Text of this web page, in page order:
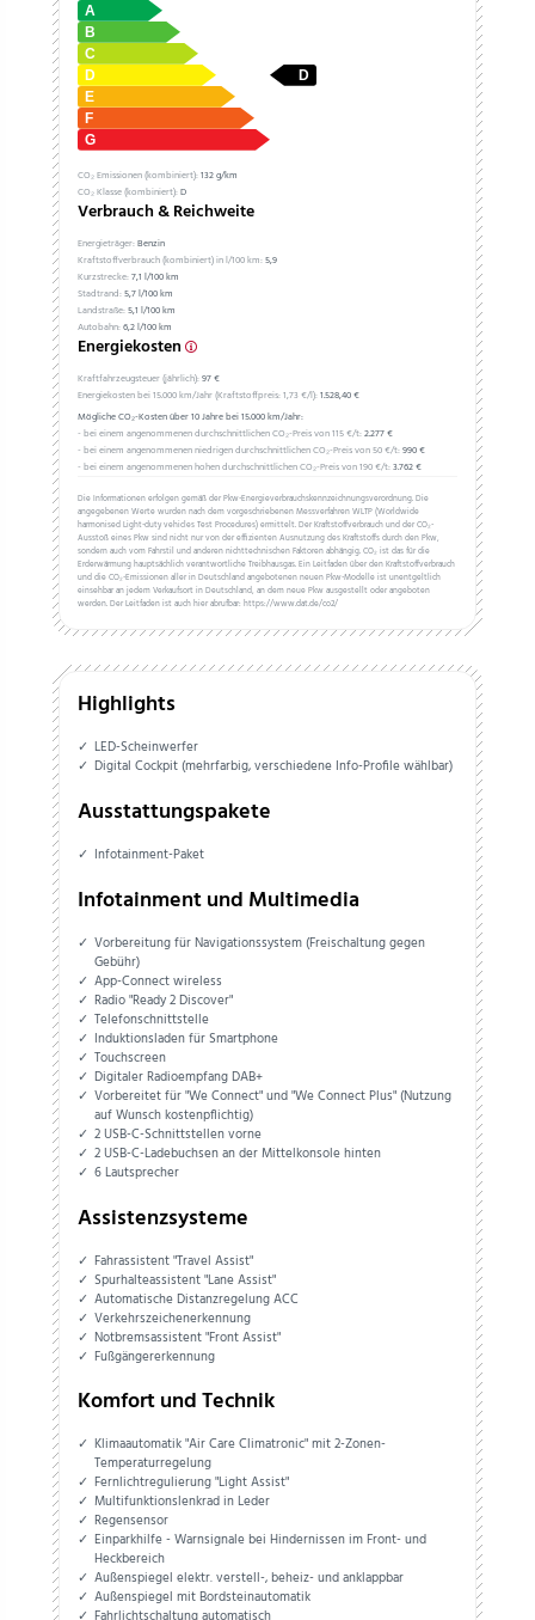
CO₂ Emissionen (kombiniert):132 g/km
CO₂ Klasse (kombiniert):D
Verbrauch & Reichweite
Energieträger:Benzin
Kraftstoffverbrauch (kombiniert) in l/100 km:5,9
Kurzstrecke:7,1 l/100 km
Stadtrand:5,7 l/100 km
Landstraße:5,1 l/100 km
Autobahn:6,2 l/100 km
Energiekosten
Kraftfahrzeugsteuer (jährlich):97 €
Energiekosten bei 15.000 km/Jahr (Kraftstoffpreis:1,73€/l):1.528,40 €
Mögliche CO₂-Kosten über 10 Jahre bei 15.000 km/Jahr:
- bei einem angenommenen durchschnittlichen CO₂-Preis von 115 €/t:2.277 €
- bei einem angenommenen niedrigen durchschnittlichen CO₂-Preis von 50 €/t:990 €
- bei einem angenommenen hohen durchschnittlichen CO₂-Preis von 190 €/t:3.762 €
Die Informationen erfolgen gemäß der Pkw-Energieverbrauchskennzeichnungsverordnung. Die
angegebenen Werte wurden nach dem vorgeschriebenen Messverfahren WLTP (Worldwide
harmonised Light-duty vehicles Test Procedures) ermittelt. Der Kraftstoffverbrauch und der CO₂-
Ausstoß eines Pkw sind nicht nur von der effizienten Ausnutzung des Kraftstoffs durch den Pkw,
sondern auch vom Fahrstil und anderen nichttechnischen Faktoren abhängig. CO₂ ist das für die
Erderwärmung hauptsächlich verantwortliche Treibhausgas. Ein Leitfaden über den Kraftstoffverbrauch
und die CO₂-Emissionen aller in Deutschland angebotenen neuen Pkw-Modelle ist unentgeltlich
einsehbar an jedem Verkaufsort in Deutschland, an dem neue Pkw ausgestellt oder angeboten
werden. Der Leitfaden ist auch hier abrufbar: https://www.dat.de/co2/
Highlights
LED-Scheinwerfer
Digital Cockpit (mehrfarbig, verschiedene Info-Profile wählbar)
Ausstattungspakete
Infotainment-Paket
Infotainment und Multimedia
Vorbereitung für Navigationssystem (Freischaltung gegen
Gebühr)
App-Connect wireless
Radio "Ready 2 Discover"
Telefonschnittstelle
Induktionsladen für Smartphone
Touchscreen
Digitaler Radioempfang DAB+
Vorbereitet für "We Connect" und "We Connect Plus" (Nutzung
auf Wunsch kostenpflichtig)
2 USB-C-Schnittstellen vorne
2 USB-C-Ladebuchsen an der Mittelkonsole hinten
6 Lautsprecher
Assistenzsysteme
Fahrassistent "Travel Assist"
Spurhalteassistent "Lane Assist"
Automatische Distanzregelung ACC
Verkehrszeichenerkennung
Notbremsassistent "Front Assist"
Fußgängererkennung
Komfort und Technik
Klimaautomatik "Air Care Climatronic" mit 2-Zonen-
Temperaturregelung
Fernlichtregulierung "Light Assist"
Multifunktionslenkrad in Leder
Regensensor
Einparkhilfe - Warnsignale bei Hindernissen im Front- und
Heckbereich
Außenspiegel elektr. verstell-, beheiz- und anklappbar
Außenspiegel mit Bordsteinautomatik